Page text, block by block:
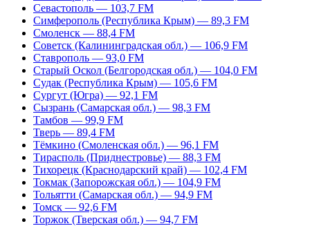
Севастополь — 103,7 FM
Симферополь (Республика Крым) — 89,3 FM
Смоленск — 88,4 FM
Советск (Калининградская обл.) — 106,9 FM
Ставрополь — 93,0 FM
Старый Оскол (Белгородская обл.) — 104,0 FM
Судак (Республика Крым) — 105,6 FM
Сургут (Югра) — 92,1 FM
Сызрань (Самарская обл.) — 98,3 FM
Тамбов — 99,9 FM
Тверь — 89,4 FM
Тёмкино (Смоленская обл.) — 96,1 FM
Тирасполь (Приднестровье) — 88,3 FM
Тихорецк (Краснодарский край) — 102,4 FM
Токмак (Запорожская обл.) — 104,9 FM
Тольятти (Самарская обл.) — 94,9 FM
Томск — 92,6 FM
Торжок (Тверская обл.) — 94,7 FM